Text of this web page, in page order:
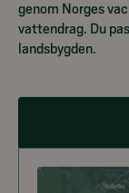
genom Norges
vattendrag. Du
landsbygden.